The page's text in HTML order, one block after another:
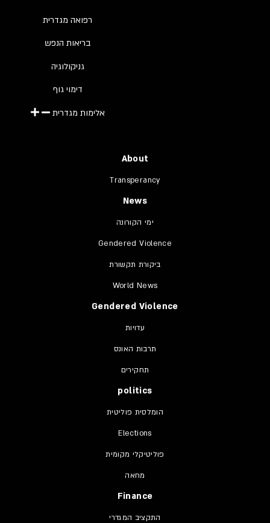
רפואה מגדרית
בריאות הנפש
גניקולוגיה
דימוי גוף
אלימות מגדרית
About
Transperancy
News
ימי הקורונה
Gendered Violence
ביקורת תקשורת
World News
Gendered Violence
עדויות
תרבות האונס
תחקירים
politics
הומלסית פוליטית
Elections
פוליטיקלי מקומית
מחאה
Finance
התקציב המגדרי